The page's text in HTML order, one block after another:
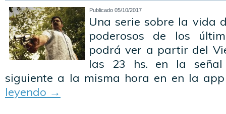
Publicado 05/10/2017
Una serie sobre la vida
poderosos de los
podrá ver a partir del
las 23 hs. en la
siguiente a la misma hora en en la
leyendo →